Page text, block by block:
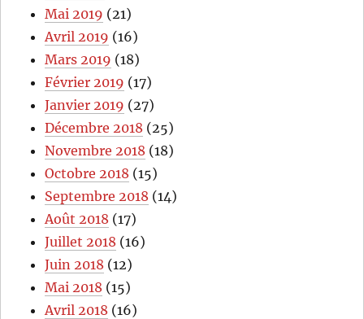
Mai 2019 (21)
Avril 2019 (16)
Mars 2019 (18)
Février 2019 (17)
Janvier 2019 (27)
Décembre 2018 (25)
Novembre 2018 (18)
Octobre 2018 (15)
Septembre 2018 (14)
Août 2018 (17)
Juillet 2018 (16)
Juin 2018 (12)
Mai 2018 (15)
Avril 2018 (16)